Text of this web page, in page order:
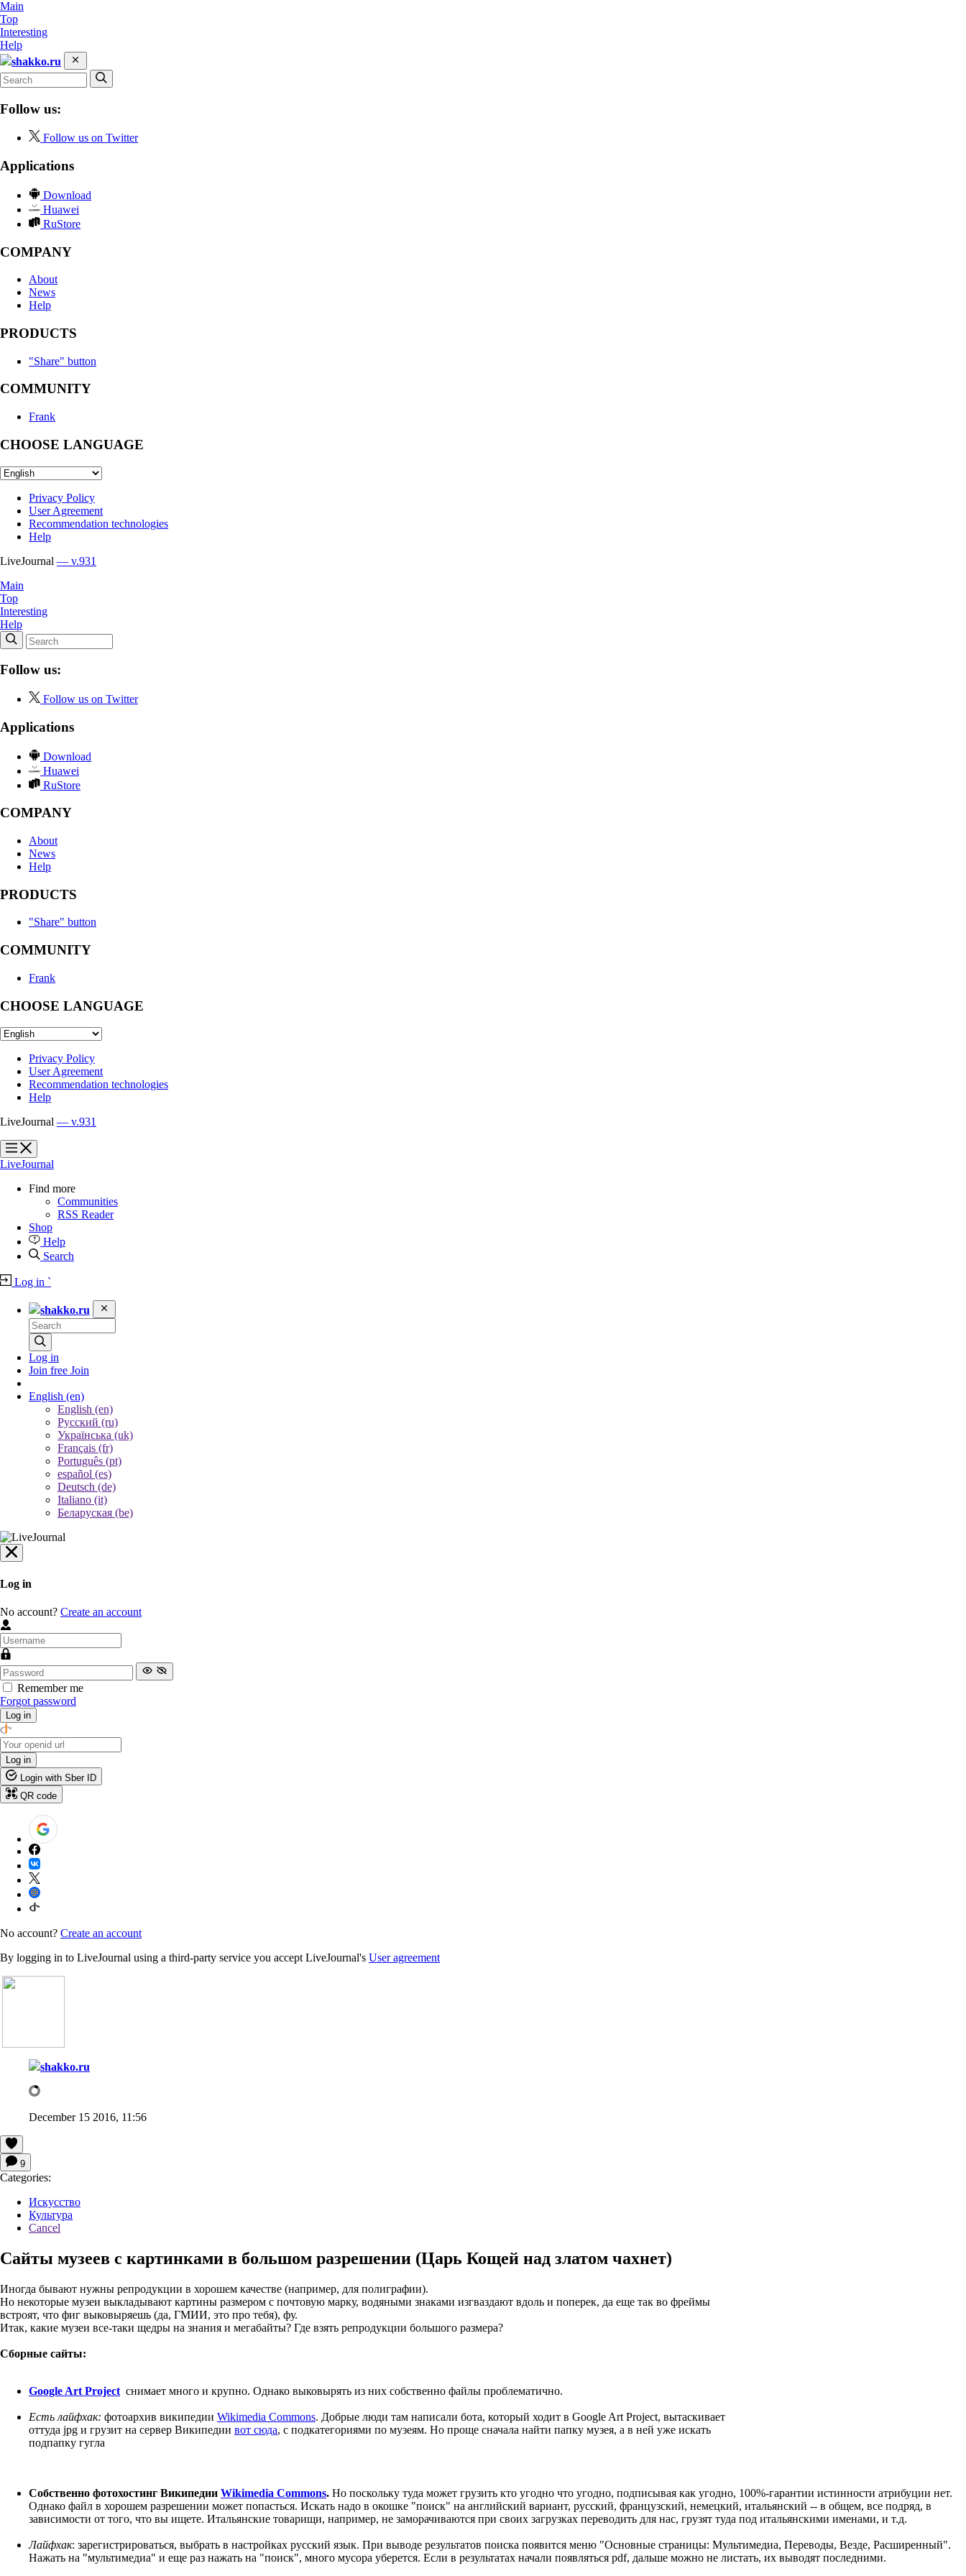
Main
Top
Interesting
Help
shakko.ru
Follow us:
Follow us on Twitter
Applications
Download
Huawei
RuStore
COMPANY
About
News
Help
PRODUCTS
"Share" button
COMMUNITY
Frank
CHOOSE LANGUAGE
Privacy Policy
User Agreement
Recommendation technologies
Help
LiveJournal — v.931
Main
Top
Interesting
Help
Follow us:
Follow us on Twitter
Applications
Download
Huawei
RuStore
COMPANY
About
News
Help
PRODUCTS
"Share" button
COMMUNITY
Frank
CHOOSE LANGUAGE
Privacy Policy
User Agreement
Recommendation technologies
Help
LiveJournal — v.931
?
?
LiveJournal
Find more
Communities
RSS Reader
Shop
Help
Search
Log in `
shakko.ru
Log in
Join free Join
English (en)
English (en)
Русский (ru)
Українська (uk)
Français (fr)
Português (pt)
español (es)
Deutsch (de)
Italiano (it)
Беларуская (be)
Log in
No account? Create an account
Remember me
Forgot password
Log in
Log in
Login with Sber ID
QR code
No account? Create an account
By logging in to LiveJournal using a third-party service you accept LiveJournal's User agreement
shakko.ru
December 15 2016, 11:56
9
Categories:
Искусство
Культура
Cancel
Сайты музеев с картинками в большом разрешении (Царь Кощей над златом чахнет)
Иногда бывают нужны репродукции в хорошем качестве (например, для полиграфии).
Но некоторые музеи выкладывают картины размером с почтовую марку, водяными знаками изгваздают вдоль и поперек, да еще так во фреймы
встроят, что фиг выковыряешь (да, ГМИИ, это про тебя), фу.
Итак, какие музеи все-таки щедры на знания и мегабайты? Где взять репродукции большого размера?
Сборные сайты:
Google Art Project снимает много и крупно. Однако выковырять из них собственно файлы проблематично.
Есть лайфхак: фотоархив википедии Wikimedia Commons. Добрые люди там написали бота, который ходит в Google Art Project, вытаскивает
оттуда jpg и грузит на сервер Википедии вот сюда, с подкатегориями по музеям. Но проще сначала найти папку музея, а в ней уже искать
подпапку гугла
Собственно фотохостинг Википедии Wikimedia Commons. Но поскольку туда может грузить кто угодно что угодно, подписывая как угодно, 100%-гарантии истинности атрибуции нет.
Однако файл в хорошем разрешении может попасться. Искать надо в окошке "поиск" на английский вариант, русский, французский, немецкий, итальянский -- в общем, все подряд, в
зависимости от того, что вы ищете. Итальянские товарищи, например, не заморачиваются при своих загрузках переводить для нас, грузят туда под итальянскими именами, и т.д.
Лайфхак: зарегистрироваться, выбрать в настройках русский язык. При выводе результатов поиска появится меню "Основные страницы: Мультимедиа, Переводы, Везде, Расширенный".
Нажать на "мультимедиа" и еще раз нажать на "поиск", много мусора уберется. Если в результатах начали появляться pdf, дальше можно не листать, их выводят последними.